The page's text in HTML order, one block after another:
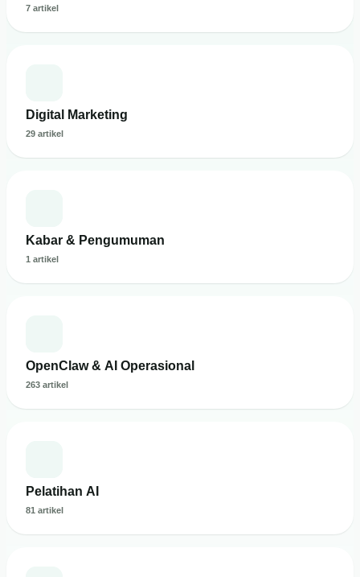
7 artikel
Digital Marketing
29 artikel
Kabar & Pengumuman
1 artikel
OpenClaw & AI Operasional
263 artikel
Pelatihan AI
81 artikel